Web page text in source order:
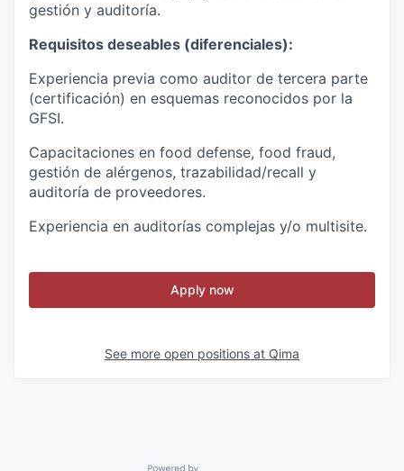
gestión y auditoría.
Requisitos deseables (diferenciales):
Experiencia previa como auditor de tercera parte
(certificación) en esquemas reconocidos por la
GFSI.
Capacitaciones en food defense, food fraud,
gestión de alérgenos, trazabilidad/recall y
auditoría de proveedores.
Experiencia en auditorías complejas y/o multisite.
Apply now
See more open positions at Qima